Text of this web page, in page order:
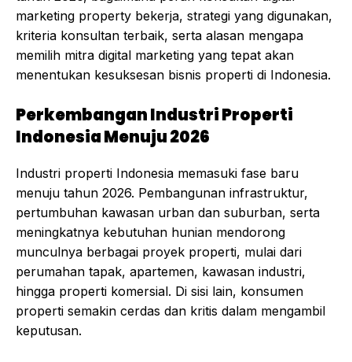
marketing property bekerja, strategi yang digunakan,
kriteria konsultan terbaik, serta alasan mengapa
memilih mitra digital marketing yang tepat akan
menentukan kesuksesan bisnis properti di Indonesia.
Perkembangan Industri Properti
Indonesia Menuju 2026
Industri properti Indonesia memasuki fase baru
menuju tahun 2026. Pembangunan infrastruktur,
pertumbuhan kawasan urban dan suburban, serta
meningkatnya kebutuhan hunian mendorong
munculnya berbagai proyek properti, mulai dari
perumahan tapak, apartemen, kawasan industri,
hingga properti komersial. Di sisi lain, konsumen
properti semakin cerdas dan kritis dalam mengambil
keputusan.